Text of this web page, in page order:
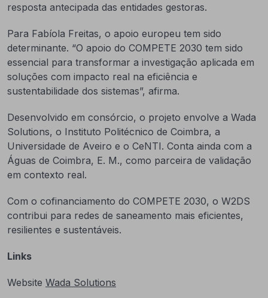
resposta antecipada das entidades gestoras.
Para Fabíola Freitas, o apoio europeu tem sido
determinante. “O apoio do COMPETE 2030 tem sido
essencial para transformar a investigação aplicada em
soluções com impacto real na eficiência e
sustentabilidade dos sistemas”, afirma.
Desenvolvido em consórcio, o projeto envolve a Wada
Solutions, o Instituto Politécnico de Coimbra, a
Universidade de Aveiro e o CeNTI. Conta ainda com a
Águas de Coimbra, E. M., como parceira de validação
em contexto real.
Com o cofinanciamento do COMPETE 2030, o W2DS
contribui para redes de saneamento mais eficientes,
resilientes e sustentáveis.
Links
Website Wada Solutions